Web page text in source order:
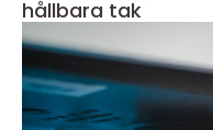
hållbara tak